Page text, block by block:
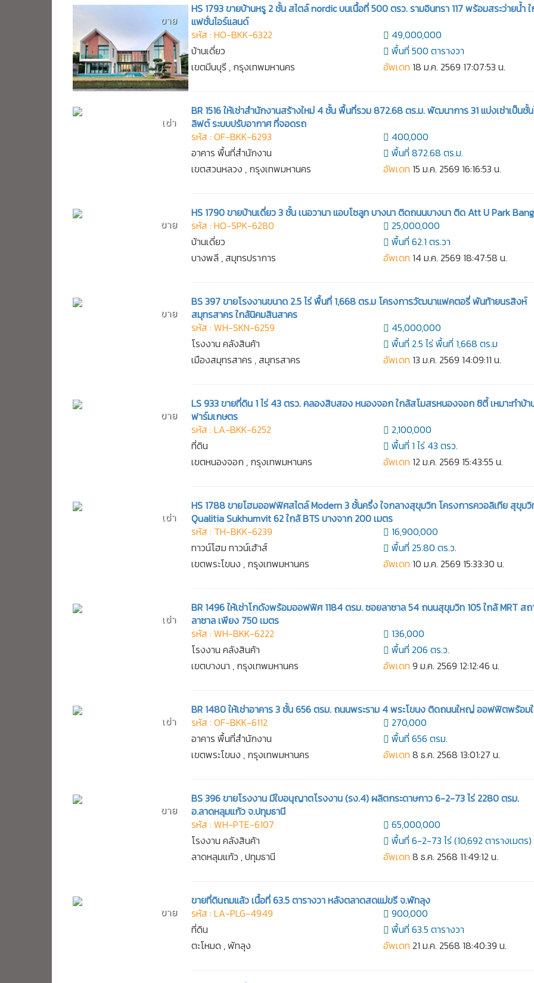
ขาย
HS 1793 ขายบ้านหรู 2 ชั้น สไตล์ nordic บนเนื้อที่ 500 ตรว. รามอินทรา 117 พร้อมสระว่ายน้ำ
แฟชั่นไอร์แลนด์
รหัส : HO-BKK-6322
บ้านเดี่ยว
เขตมีนบุรี , กรุงเทพมหานคร
49,000,000
พื้นที่ 500 ตารางวา
อัพเดท 18 ม.ค. 2569 17:07:53 น.
เช่า
BR 1516 ให้เช่าสำนักงานสร้างใหม่ 4 ชั้น พื้นที่รวม 872.68 ตร.ม. พัฒนาการ 31 แบ่งเช่าเป็นชั้
ลิฟต์ ระบบปรับอากาศ ที่จอดรถ
รหัส : OF-BKK-6293
อาคาร พื้นที่สำนักงาน
เขตสวนหลวง , กรุงเทพมหานคร
400,000
พื้นที่ 872.68 ตร.ม.
อัพเดท 15 ม.ค. 2569 16:16:53 น.
ขาย
HS 1790 ขายบ้านเดี่ยว 3 ชั้น เนอวานา แอบโซลูท บางนา ติดถนนบางนา ติด Att U Park
รหัส : HO-SPK-6280
บ้านเดี่ยว
บางพลี , สมุทรปราการ
25,000,000
พื้นที่ 62.1 ตร.วา
อัพเดท 14 ม.ค. 2569 18:47:58 น.
ขาย
BS 397 ขายโรงงานขนาด 2.5 ไร่ พื้นที่ 1,668 ตร.ม โครงการวัฒนาแฟคตอรี่ พันท้ายนรสิงห์
สมุทรสาคร ใกล้นิคมสินสาคร
รหัส : WH-SKN-6259
โรงงาน คลังสินค้า
เมืองสมุทรสาคร , สมุทรสาคร
45,000,000
พื้นที่ 2.5 ไร่ พื้นที่ 1,668 ตร.ม
อัพเดท 13 ม.ค. 2569 14:09:11 น.
ขาย
LS 933 ขายที่ดิน 1 ไร่ 43 ตรว. คลองสิบสอง หนองจอก ใกล้สโมสรหนองจอก ซิตี้ เหมาะทำบ้
ฟาร์มเกษตร
รหัส : LA-BKK-6252
ที่ดิน
เขตหนองจอก , กรุงเทพมหานคร
2,100,000
พื้นที่ 1 ไร่ 43 ตรว.
อัพเดท 12 ม.ค. 2569 15:43:55 น.
เช่า
HS 1788 ขายโฮมออฟฟิศสไตล์ Modern 3 ชั้นครึ่ง ใจกลางสุขุมวิท โครงการควอลิเทีย สุขุม
Qualitia Sukhumvit 62 ใกล้ BTS บางจาก 200 เมตร
รหัส : TH-BKK-6239
ทาวน์โฮม ทาวน์เฮ้าส์
เขตพระโขนง , กรุงเทพมหานคร
16,900,000
พื้นที่ 25.80 ตร.ว.
อัพเดท 10 ม.ค. 2569 15:33:30 น.
เช่า
BR 1496 ให้เช่าโกดังพร้อมออฟฟิศ 1184 ตรม. ซอยลาซาล 54 ถนนสุขุมวิท 105 ใกล้ MRT ส
ลาซาล เพียง 750 เมตร
รหัส : WH-BKK-6222
โรงงาน คลังสินค้า
เขตบางนา , กรุงเทพมหานคร
136,000
พื้นที่ 206 ตร.ว.
อัพเดท 9 ม.ค. 2569 12:12:46 น.
เช่า
BR 1480 ให้เช่าอาคาร 3 ชั้น 656 ตรม. ถนนพระราม 4 พระโขนง ติดถนนใหญ่ ออฟฟิตพร้อม
รหัส : OF-BKK-6112
อาคาร พื้นที่สำนักงาน
เขตพระโขนง , กรุงเทพมหานคร
270,000
พื้นที่ 656 ตรม.
อัพเดท 8 ธ.ค. 2568 13:01:27 น.
ขาย
BS 396 ขายโรงงาน มีใบอนุญาตโรงงาน (รง.4) ผลิตกระดาษกาว 6-2-73 ไร่ 2280 ตรม.
อ.ลาดหลุมแก้ว จ.ปทุมธานี
รหัส : WH-PTE-6107
โรงงาน คลังสินค้า
ลาดหลุมแก้ว , ปทุมธานี
65,000,000
พื้นที่ 6-2-73 ไร่ (10,692 ตารางเมตร)
อัพเดท 8 ธ.ค. 2568 11:49:12 น.
ขาย
ขายที่ดินถมแล้ว เนื้อที่ 63.5 ตารางวา หลังตลาดสดแม่ขรี จ.พัทลุง
รหัส : LA-PLG-4949
ที่ดิน
ตะโหมด , พัทลุง
900,000
พื้นที่ 63.5 ตารางวา
อัพเดท 21 ม.ค. 2568 18:40:39 น.